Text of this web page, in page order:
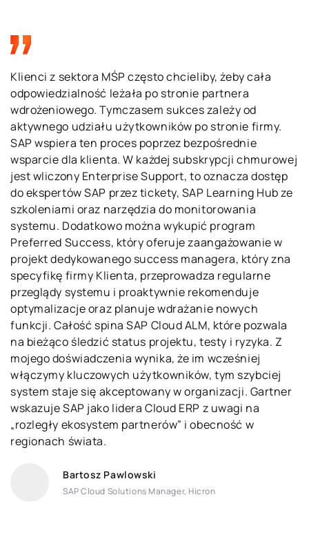
Klienci z sektora MŚP często chcieliby, żeby cała
odpowiedzialność leżała po stronie partnera
wdrożeniowego. Tymczasem sukces zależy od
aktywnego udziału użytkowników po stronie firmy.
SAP wspiera ten proces poprzez bezpośrednie
wsparcie dla klienta. W każdej subskrypcji chmurowej
jest wliczony Enterprise Support, to oznacza dostęp
do ekspertów SAP przez tickety, SAP Learning Hub ze
szkoleniami oraz narzędzia do monitorowania
systemu. Dodatkowo można wykupić program
Preferred Success, który oferuje zaangażowanie w
projekt dedykowanego success managera, który zna
specyfikę firmy Klienta, przeprowadza regularne
przeglądy systemu i proaktywnie rekomenduje
optymalizacje oraz planuje wdrażanie nowych
funkcji. Całość spina SAP Cloud ALM, które pozwala
na bieżąco śledzić status projektu, testy i ryzyka. Z
mojego doświadczenia wynika, że im wcześniej
włączymy kluczowych użytkowników, tym szybciej
system staje się akceptowany w organizacji. Gartner
wskazuje SAP jako lidera Cloud ERP z uwagi na
„rozległy ekosystem partnerów” i obecność w
regionach świata.
Bartosz Pawlowski
SAP Cloud Solutions Manager, Hicron